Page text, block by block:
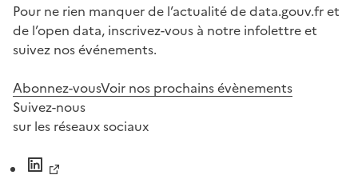
Pour ne rien manquer de l’actualité de data.gouv.fr et
de l’open data, inscrivez-vous à notre infolettre et
suivez nos événements.
Abonnez-vousVoir nos prochains évènements
Suivez-nous
sur les réseaux sociaux